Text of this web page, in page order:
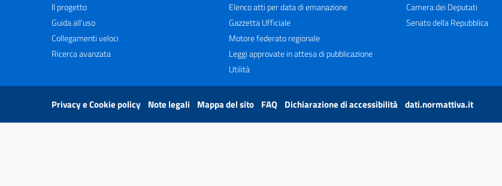
Il progetto
Guida all'uso
Collegamenti veloci
Ricerca avanzata
Elenco atti per data di emanazione
Gazzetta Ufficiale
Motore federato regionale
Leggi approvate in attesa di pubblicazione
Utilità
Camera dei Deputati
Senato della Repubblica
Privacy e Cookie policy Note legali Mappa del sito FAQ Dichiarazione di accessibilità dati.normattiva.it